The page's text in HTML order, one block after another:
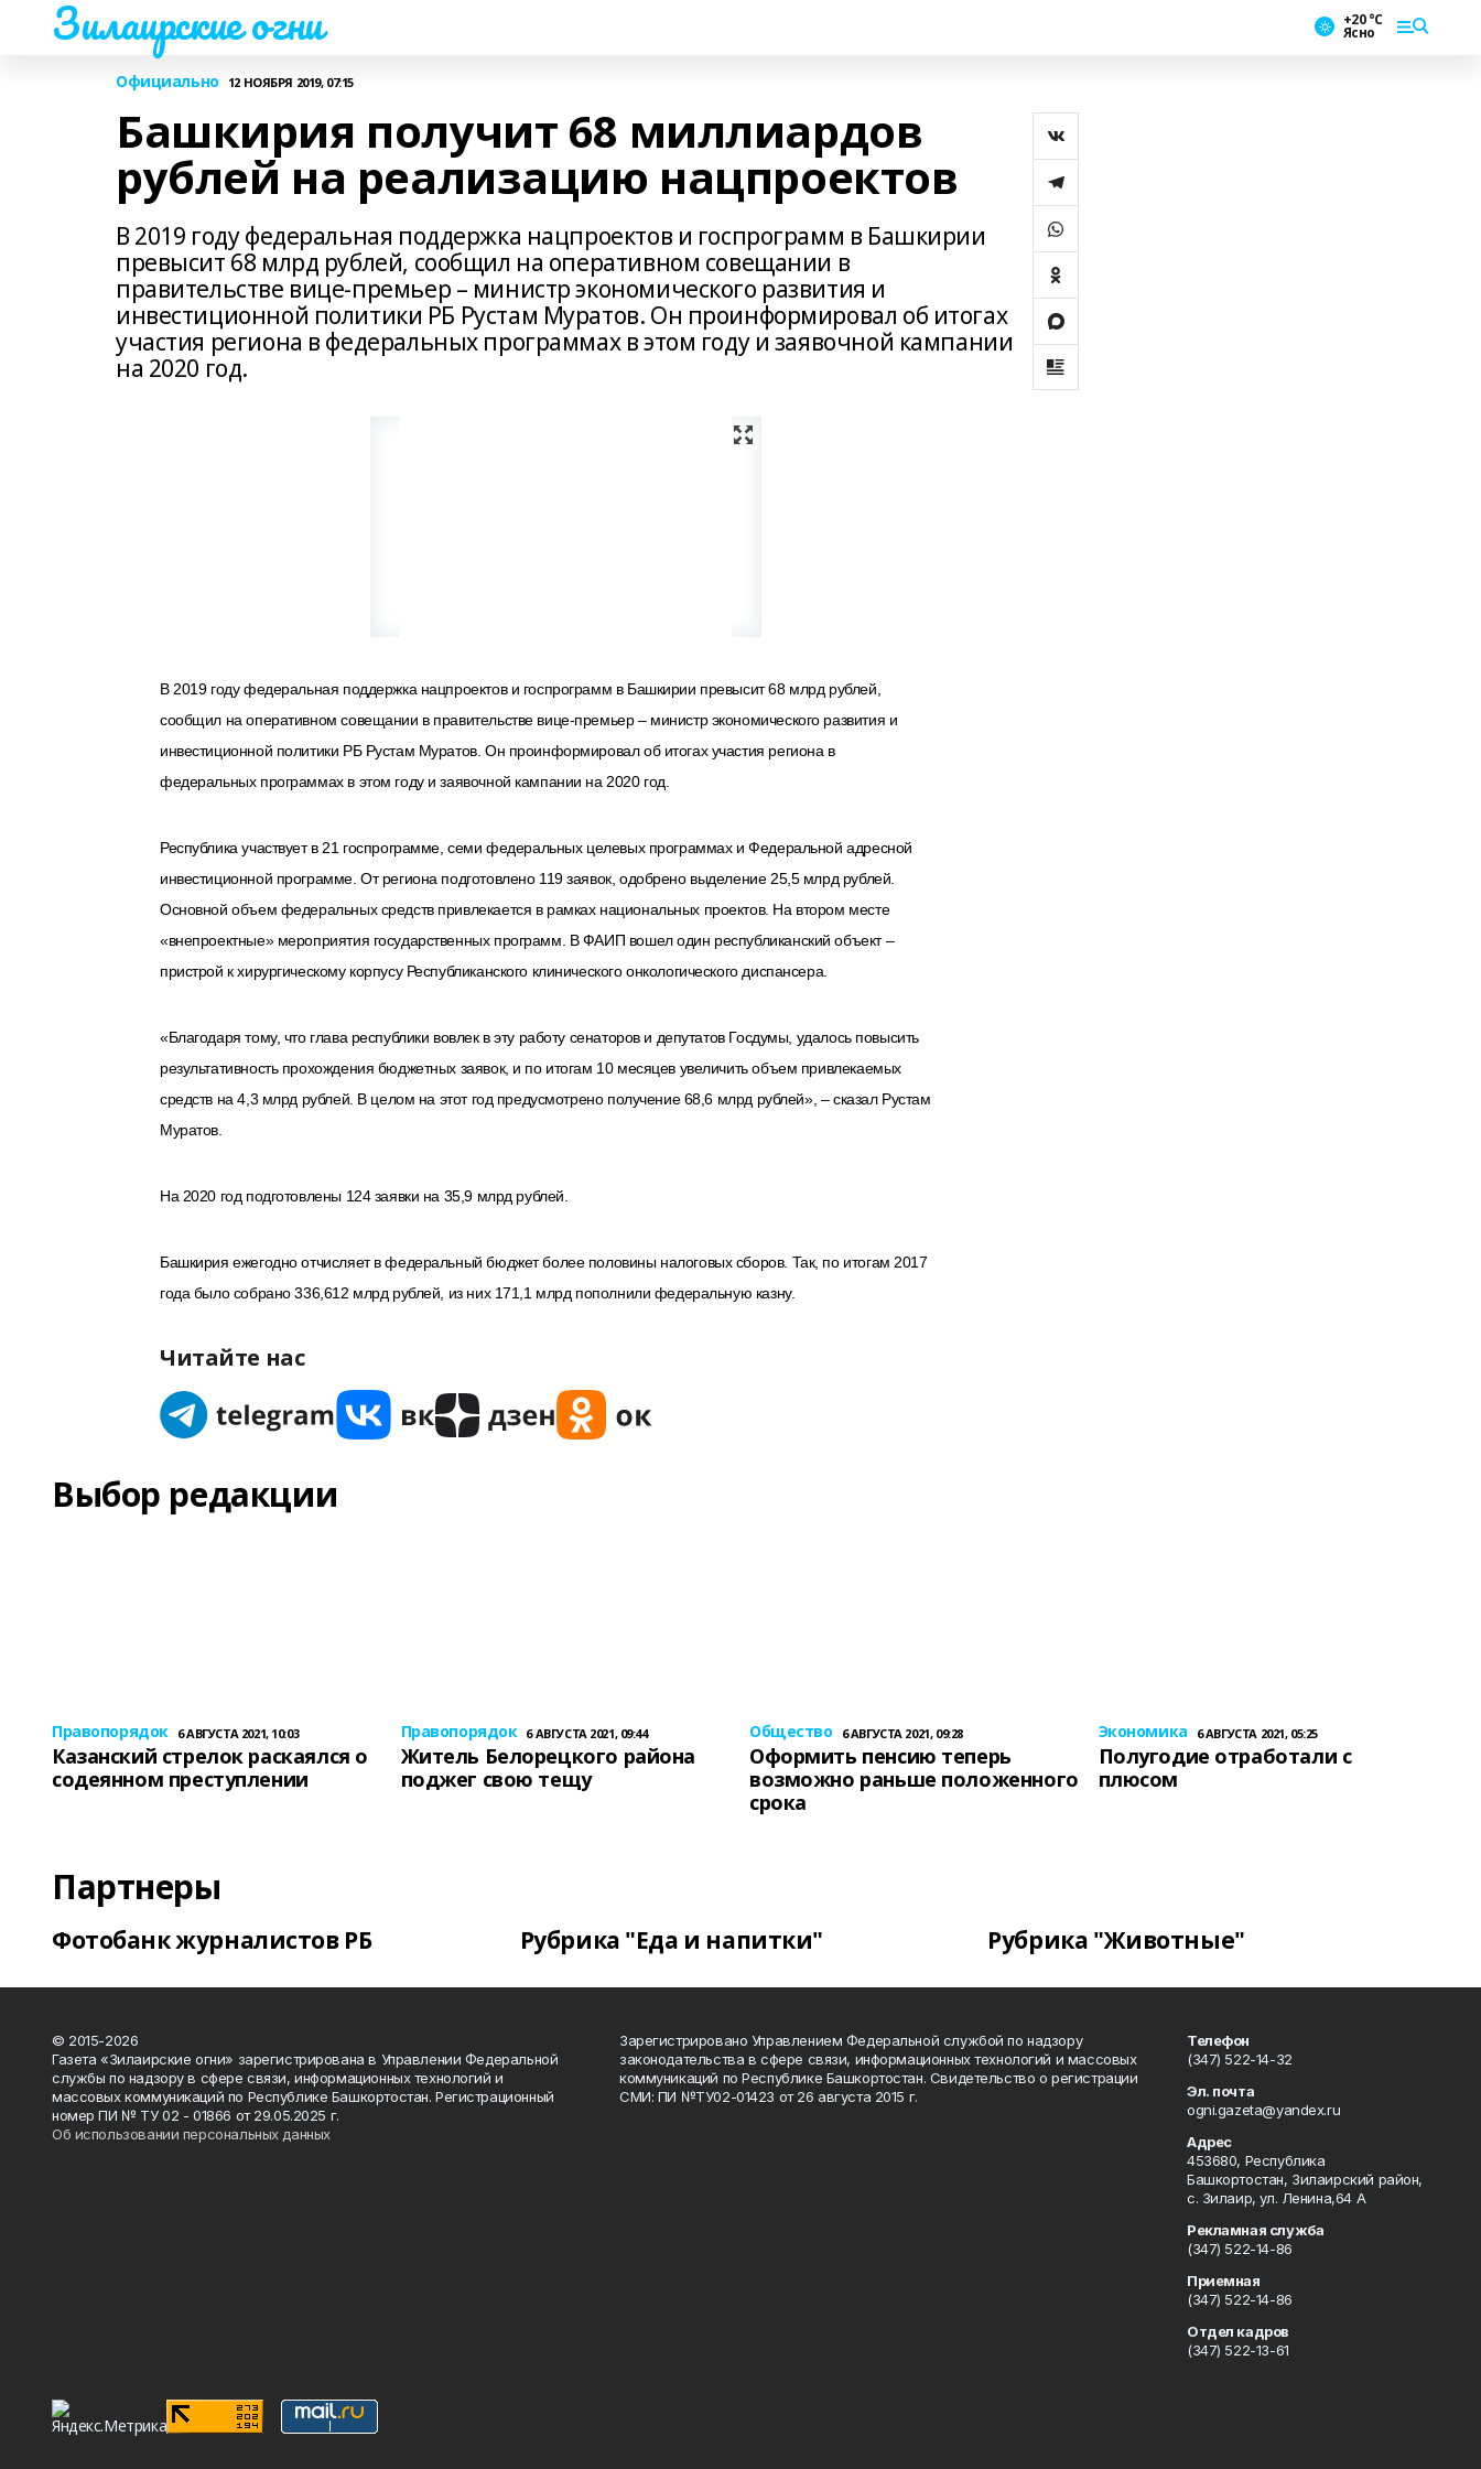
Зилаирские огни +20 °С
Ясно
Официально 12 НОЯБРЯ 2019, 07:15
Башкирия получит 68 миллиардов
рублей на реализацию нацпроектов
В 2019 году федеральная поддержка нацпроектов и госпрограмм в Башкирии
превысит 68 млрд рублей, сообщил на оперативном совещании в
правительстве вице-премьер – министр экономического развития и
инвестиционной политики РБ Рустам Муратов. Он проинформировал об итогах
участия региона в федеральных программах в этом году и заявочной кампании
на 2020 год.
В 2019 году федеральная поддержка нацпроектов и госпрограмм в Башкирии превысит 68 млрд рублей,
сообщил на оперативном совещании в правительстве вице-премьер – министр экономического развития и
инвестиционной политики РБ Рустам Муратов. Он проинформировал об итогах участия региона в
федеральных программах в этом году и заявочной кампании на 2020 год.
Республика участвует в 21 госпрограмме, семи федеральных целевых программах и Федеральной адресной
инвестиционной программе. От региона подготовлено 119 заявок, одобрено выделение 25,5 млрд рублей.
Основной объем федеральных средств привлекается в рамках национальных проектов. На втором месте
«внепроектные» мероприятия государственных программ. В ФАИП вошел один республиканский объект –
пристрой к хирургическому корпусу Республиканского клинического онкологического диспансера.
«Благодаря тому, что глава республики вовлек в эту работу сенаторов и депутатов Госдумы, удалось повысить
результативность прохождения бюджетных заявок, и по итогам 10 месяцев увеличить объем привлекаемых
средств на 4,3 млрд рублей. В целом на этот год предусмотрено получение 68,6 млрд рублей», – сказал Рустам
Муратов.
На 2020 год подготовлены 124 заявки на 35,9 млрд рублей.
Башкирия ежегодно отчисляет в федеральный бюджет более половины налоговых сборов. Так, по итогам 2017
года было собрано 336,612 млрд рублей, из них 171,1 млрд пополнили федеральную казну.
Читайте нас
Выбор редакции
Правопорядок 6 АВГУСТА 2021, 10:03
Казанский стрелок раскаялся о
содеянном преступлении
Правопорядок 6 АВГУСТА 2021, 09:44
Житель Белорецкого района
поджег свою тещу
Общество 6 АВГУСТА 2021, 09:28
Оформить пенсию теперь
возможно раньше положенного
срока
Экономика 6 АВГУСТА 2021, 05:25
Полугодие отработали с
плюсом
Партнеры
Фотобанк журналистов РБ Рубрика "Еда и напитки" Рубрика "Животные"
© 2015-2026
Газета «Зилаирские огни» зарегистрирована в Управлении Федеральной
службы по надзору в сфере связи, информационных технологий и
массовых коммуникаций по Республике Башкортостан. Регистрационный
номер ПИ № ТУ 02 - 01866 от 29.05.2025 г.
Об использовании персональных данных
Зарегистрировано Управлением Федеральной службой по надзору
законодательства в сфере связи, информационных технологий и массовых
коммуникаций по Республике Башкортостан. Свидетельство о регистрации
СМИ: ПИ №ТУ02-01423 от 26 августа 2015 г.
Телефон
(347) 522-14-32
Эл. почта
ogni.gazeta@yandex.ru
Адрес
453680, Республика
Башкортостан, Зилаирский район,
с. Зилаир, ул. Ленина,64 А
Рекламная служба
(347) 522-14-86
Приемная
(347) 522-14-86
Отдел кадров
(347) 522-13-61